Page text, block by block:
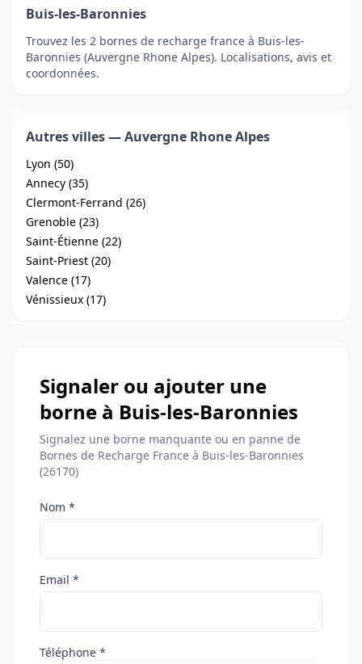
Buis-les-Baronnies
Trouvez les 2 bornes de recharge france à Buis-les-
Baronnies (Auvergne Rhone Alpes). Localisations, avis et
coordonnées.
Autres villes — Auvergne Rhone Alpes
Lyon (50)
Annecy (35)
Clermont-Ferrand (26)
Grenoble (23)
Saint-Étienne (22)
Saint-Priest (20)
Valence (17)
Vénissieux (17)
Signaler ou ajouter une
borne à Buis-les-Baronnies
Signalez une borne manquante ou en panne de
Bornes de Recharge France à Buis-les-Baronnies
(26170)
Nom *
Email *
Téléphone *